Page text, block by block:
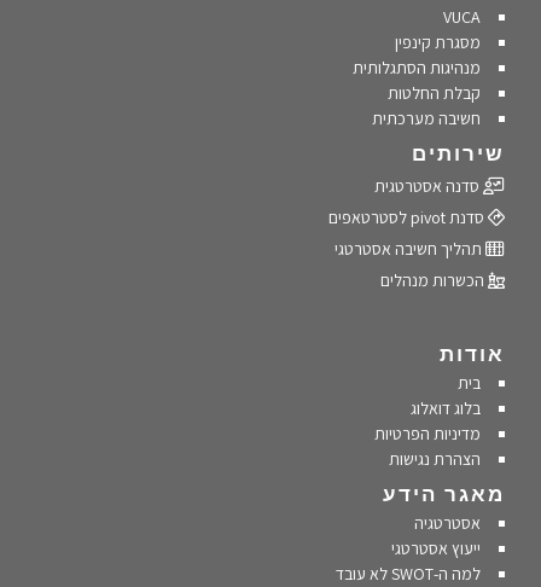
VUCA
מסגרת קינפין
מנהיגות הסתגלותית
קבלת החלטות
חשיבה מערכתית
שירותים
סדנה אסטרטגית
סדנת pivot לסטרטאפים
תהליך חשיבה אסטרטגי
הכשרות מנהלים
אודות
בית
בלוג דואלוג
מדיניות הפרטיות
הצהרת נגישות
מאגר הידע
אסטרטגיה
ייעוץ אסטרטגי
למה ה-SWOT לא עובד